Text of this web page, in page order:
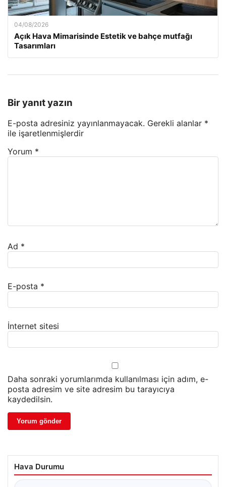
04/08/2026
Açık Hava Mimarisinde Estetik ve bahçe mutfağı
Tasarımları
Bir yanıt yazın
E-posta adresiniz yayınlanmayacak. Gerekli alanlar *
ile işaretlenmişlerdir
Yorum *
Ad *
E-posta *
İnternet sitesi
Daha sonraki yorumlarımda kullanılması için adım, e-
posta adresim ve site adresim bu tarayıcıya
kaydedilsin.
Hava Durumu